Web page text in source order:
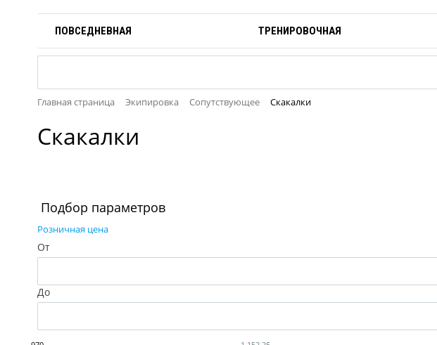
ПОВСЕДНЕВНАЯ ТРЕНИРОВОЧНАЯ
Главная страница Экипировка Сопутствующее Скакалки
Скакалки
Подбор параметров
Розничная цена
От
До